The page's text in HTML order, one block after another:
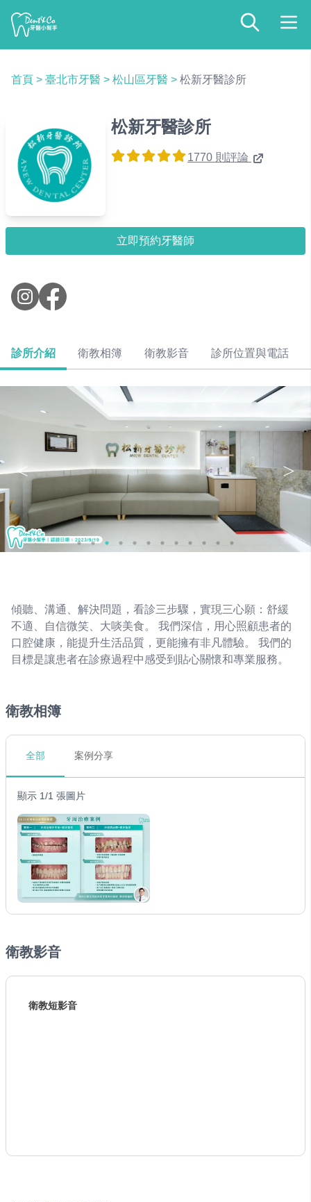
首頁 > 臺北市牙醫 > 松山區牙醫 > 松新牙醫診所
松新牙醫診所
1770 則評論
立即預約牙醫師
診所介紹 衛教相簿 衛教影音 診所位置與電話
傾聽、溝通、解決問題，看診三步驟，實現三心願：舒緩
不適、自信微笑、大啖美食。 我們深信，用心照顧患者的
口腔健康，能提升生活品質，更能擁有非凡體驗。 我們的
目標是讓患者在診療過程中感受到貼心關懷和專業服務。
衛教相簿
全部 案例分享
顯示 1/1 張圖片
衛教影音
衛教短影音